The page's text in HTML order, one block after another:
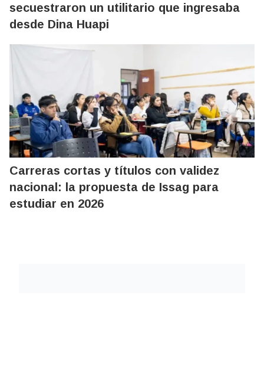
secuestraron un utilitario que ingresaba
desde Dina Huapi
Carreras cortas y títulos con validez
nacional: la propuesta de Issag para
estudiar en 2026